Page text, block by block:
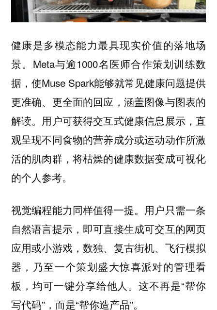
健康是多模态能力最具现实价值的落地场
景。Meta与逾1000名医师合作策划训练数
据，使Muse Spark能够就常见健康问题提供
更准确、更全面的回应，涵盖图像与图表的
解读。用户可获得交互式健康信息展示，直
观呈现不同食物的营养成分或运动动作所激
活的肌肉群，将枯燥的健康数据变成可视化
的个人参考。
视觉编程能力同样值得一提。用户只需一条
自然语言提示，即可直接生成可交互的网页
应用或小游戏，数独、复古街机、飞行模拟
器，乃至一个策划盛大惊喜派对的管理看
板，均可一键分享给他人。这不再是“帮你
写代码”，而是“帮你造产品”。